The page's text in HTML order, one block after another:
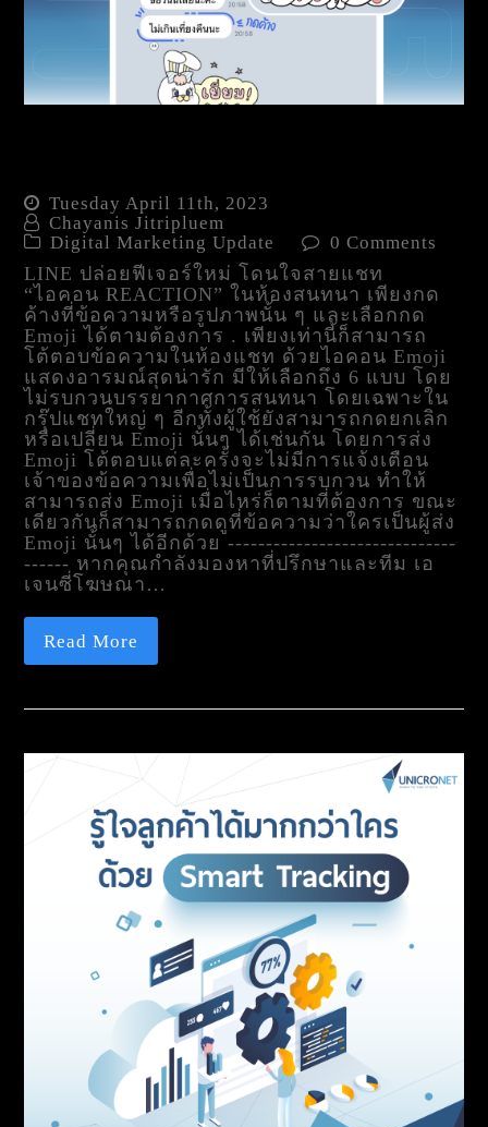
Tuesday April 11th, 2023
Chayanis Jitripluem
Digital Marketing Update
0 Comments
LINE ปล่อยฟีเจอร์ใหม่ โดนใจสายแชท
“ไอคอน REACTION” ในห้องสนทนา เพียงกด
ค้างที่ข้อความหรือรูปภาพนั้น ๆ และเลือกกด
Emoji ได้ตามต้องการ . เพียงเท่านี้ก็สามารถ
โต้ตอบข้อความในห้องแชท ด้วยไอคอน Emoji
แสดงอารมณ์สุดน่ารัก มีให้เลือกถึง 6 แบบ โดย
ไม่รบกวนบรรยากาศการสนทนา โดยเฉพาะใน
กรุ๊ปแชทใหญ่ ๆ อีกทั้งผู้ใช้ยังสามารถกดยกเลิก
หรือเปลี่ยน Emoji นั้นๆ ได้เช่นกัน โดยการส่ง
Emoji โต้ตอบแต่ละครั้งจะไม่มีการแจ้งเตือน
เจ้าของข้อความเพื่อไม่เป็นการรบกวน ทำให้
สามารถส่ง Emoji เมื่อไหร่ก็ตามที่ต้องการ ขณะ
เดียวกันก็สามารถกดดูที่ข้อความว่าใครเป็นผู้ส่ง
Emoji นั้นๆ ได้อีกด้วย ------------------------------
------ หากคุณกำลังมองหาที่ปรึกษาและทีม เอ
เจนซี่โฆษณา…
Read More